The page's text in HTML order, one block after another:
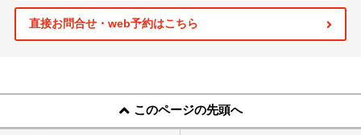
直接お問合せ・web予約はこちら
このページの先頭へ